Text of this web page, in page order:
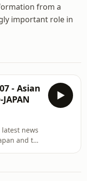
from a
important role in
- Asian
news
and the